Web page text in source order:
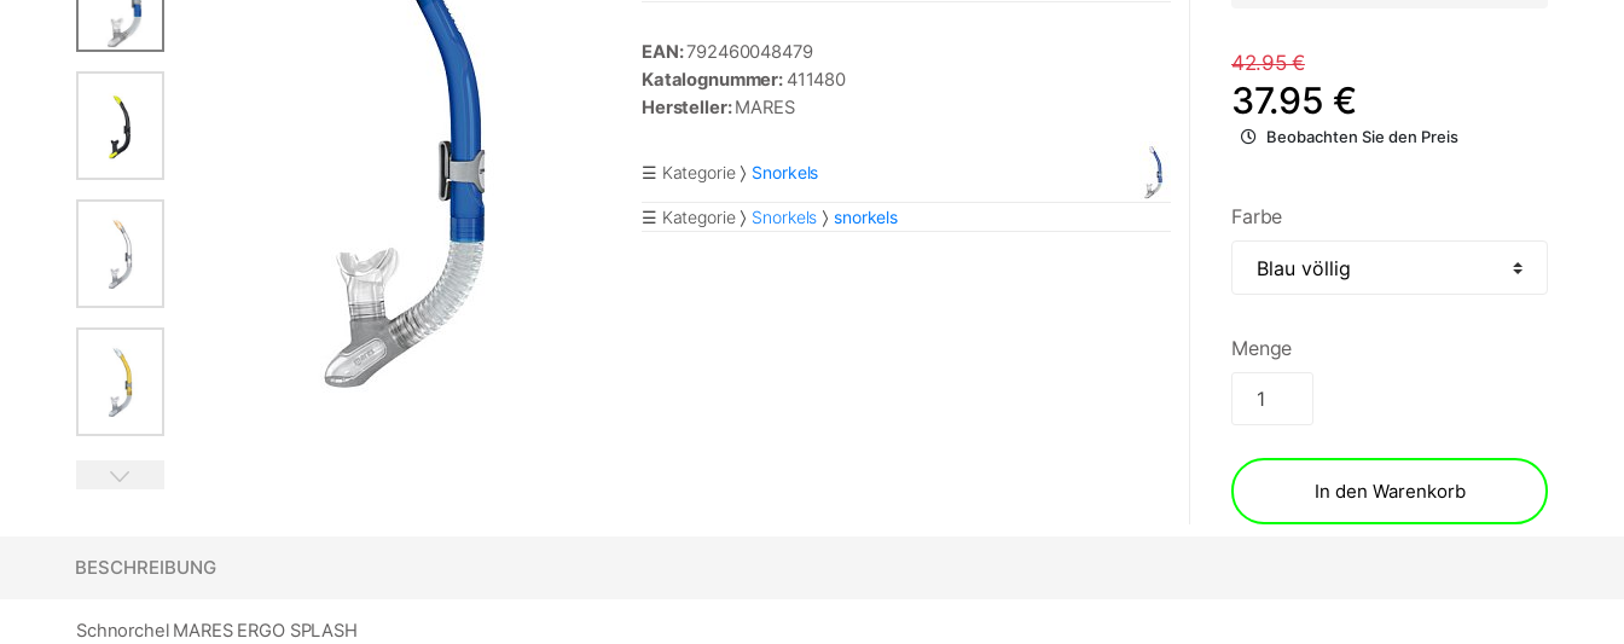
EAN:792460048479
Katalognummer: 411480
Hersteller:MARES
☰ Kategorie Snorkels
☰ Kategorie Snorkels snorkels
42.95 €
37.95 €
Beobachten Sie den Preis
Farbe
Menge
In den Warenkorb
BESCHREIBUNG
Schnorchel MARES ERGO SPLASH